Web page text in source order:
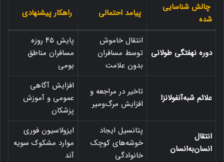
چالش شناسایی
شده
پیامد احتمالی راهکار پیشنهادی
دوره نهفتگی طولانی
انتقال خاموش
توسط مسافران
بدون علامت
پایش ۴۵ روزه
مسافران مناطق
بومی
علائم شبه‌آنفولانزا
تاخیر در مراجعه و
افزایش مرگ‌ومیر
افزایش آگاهی
عمومی و آموزش
پزشکان
انتقال
انسان‌به‌انسان
پتانسیل ایجاد
خوشه‌های کوچک
خانوادگی
ایزولاسیون فوری
موارد مشکوک سویه
آند